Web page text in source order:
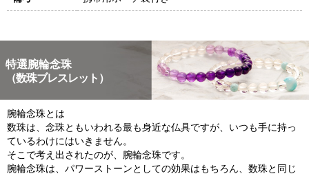
特選腕輪念珠
（数珠ブレスレット）
腕輪念珠とは
数珠は、念珠ともいわれる最も身近な仏具ですが、いつも手に持っ
ているわけにはいきません。
そこで考え出されたのが、腕輪念珠です。
腕輪念珠は、パワーストーンとしての効果はもちろん、数珠と同じ